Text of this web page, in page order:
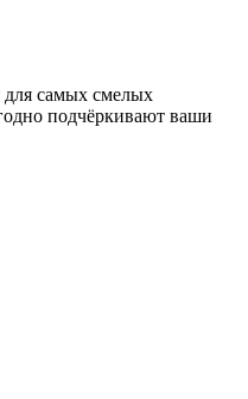
самых смелых
подчёркивают ваши